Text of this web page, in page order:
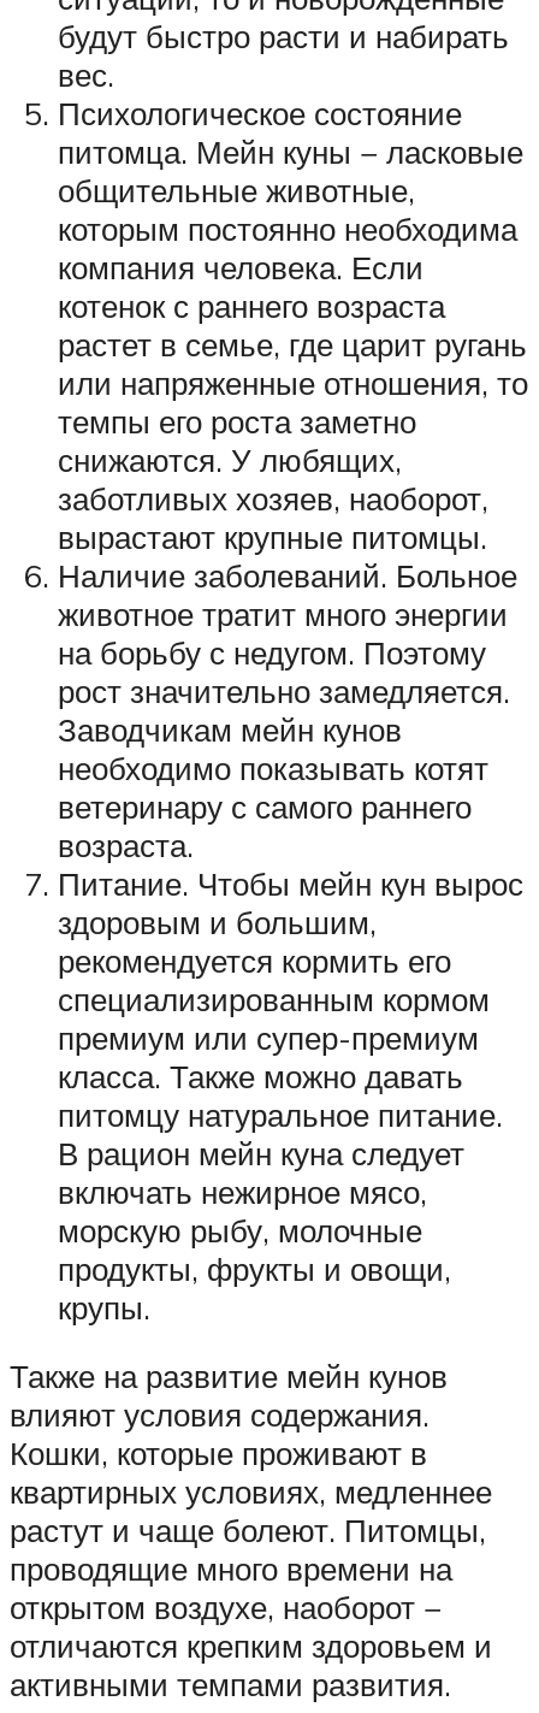
будут быстро расти и набирать
вес.
Психологическое состояние
питомца. Мейн куны − ласковые
общительные животные,
которым постоянно необходима
компания человека. Если
котенок с раннего возраста
растет в семье, где царит ругань
или напряженные отношения, то
темпы его роста заметно
снижаются. У любящих,
заботливых хозяев, наоборот,
вырастают крупные питомцы.
Наличие заболеваний. Больное
животное тратит много энергии
на борьбу с недугом. Поэтому
рост значительно замедляется.
Заводчикам мейн кунов
необходимо показывать котят
ветеринару с самого раннего
возраста.
Питание. Чтобы мейн кун вырос
здоровым и большим,
рекомендуется кормить его
специализированным кормом
премиум или супер-премиум
класса. Также можно давать
питомцу натуральное питание.
В рацион мейн куна следует
включать нежирное мясо,
морскую рыбу, молочные
продукты, фрукты и овощи,
крупы.
Также на развитие мейн кунов
влияют условия содержания.
Кошки, которые проживают в
квартирных условиях, медленнее
растут и чаще болеют. Питомцы,
проводящие много времени на
открытом воздухе, наоборот −
отличаются крепким здоровьем и
активными темпами развития.